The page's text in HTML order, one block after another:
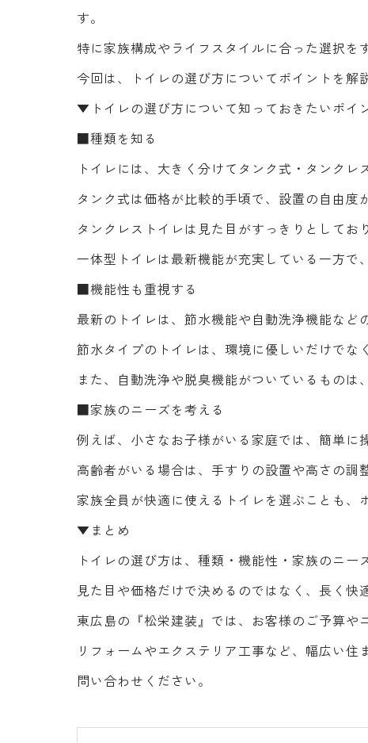
す。
特に家族構成やライフスタイルに合った選択を
今回は、トイレの選び方についてポイントを解
▼トイレの選び方について知っておきたいポイ
■種類を知る
トイレには、大きく分けてタンク式・タンクレ
タンク式は価格が比較的手頃で、設置の自由度
タンクレストイレは見た目がすっきりとしてお
一体型トイレは最新機能が充実している一方で
■機能性も重視する
最新のトイレは、節水機能や自動洗浄機能など
節水タイプのトイレは、環境に優しいだけでな
また、自動洗浄や脱臭機能がついているものは
■家族のニーズを考える
例えば、小さなお子様がいる家庭では、簡単に
高齢者がいる場合は、手すりの設置や高さの調
家族全員が快適に使えるトイレを選ぶことも、
▼まとめ
トイレの選び方は、種類・機能性・家族のニー
見た目や価格だけで決めるのではなく、長く快
東広島の『松栄建装』では、お客様のご予算や
リフォームやエクステリア工事など、幅広い
問い合わせください。